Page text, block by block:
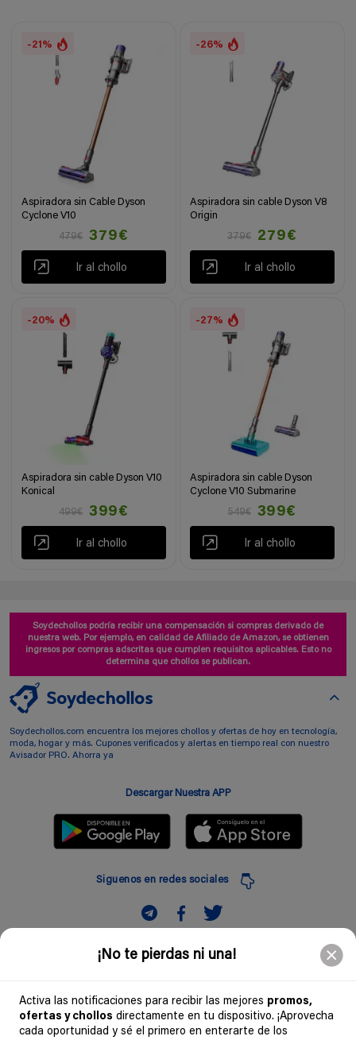
¡No te pierdas ni una!
Activa las notificaciones para recibir las mejores promos,
ofertas y chollos directamente en tu dispositivo. ¡Aprovecha
cada oportunidad y sé el primero en enterarte de los
-21%
Aspiradora sin Cable Dyson
Cyclone V10
479€
379€
Ir al chollo
-26%
Aspiradora sin cable Dyson V8
Origin
379€
279€
Ir al chollo
-20%
Aspiradora sin cable Dyson V10
Konical
499€
399€
Ir al chollo
-27%
Aspiradora sin cable Dyson
Cyclone V10 Submarine
549€
399€
Ir al chollo
Soydechollos podría recibir una compensación si compras derivado de
nuestra web. Por ejemplo, en calidad de Afiliado de Amazon, se obtienen
ingresos por compras adscritas que cumplen requisitos aplicables. Esto no
determina que chollos se publican.
Soydechollos.com encuentra los mejores chollos y ofertas de hoy en tecnología,
moda, hogar y más. Cupones verificados y alertas en tiempo real con nuestro
Avisador PRO. Ahorra ya
Descargar Nuestra APP
Siguenos en redes sociales
Suscribir